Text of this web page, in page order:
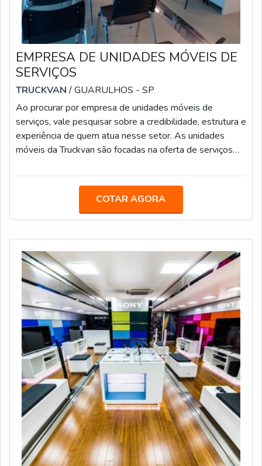
EMPRESA DE UNIDADES MÓVEIS DE
SERVIÇOS
TRUCKVAN/ GUARULHOS - SP
Ao procurar por empresa de unidades móveis de
serviços, vale pesquisar sobre a credibilidade, estrutura e
experiência de quem atua nesse setor. As unidades
móveis da Truckvan são focadas na oferta de serviços
Municipais.Com comodidade e facilidade para os
grandes centros, os modelos são equipados com salas
de reunião e copa para uso dos servidores e espaço para
COTAR AGORA